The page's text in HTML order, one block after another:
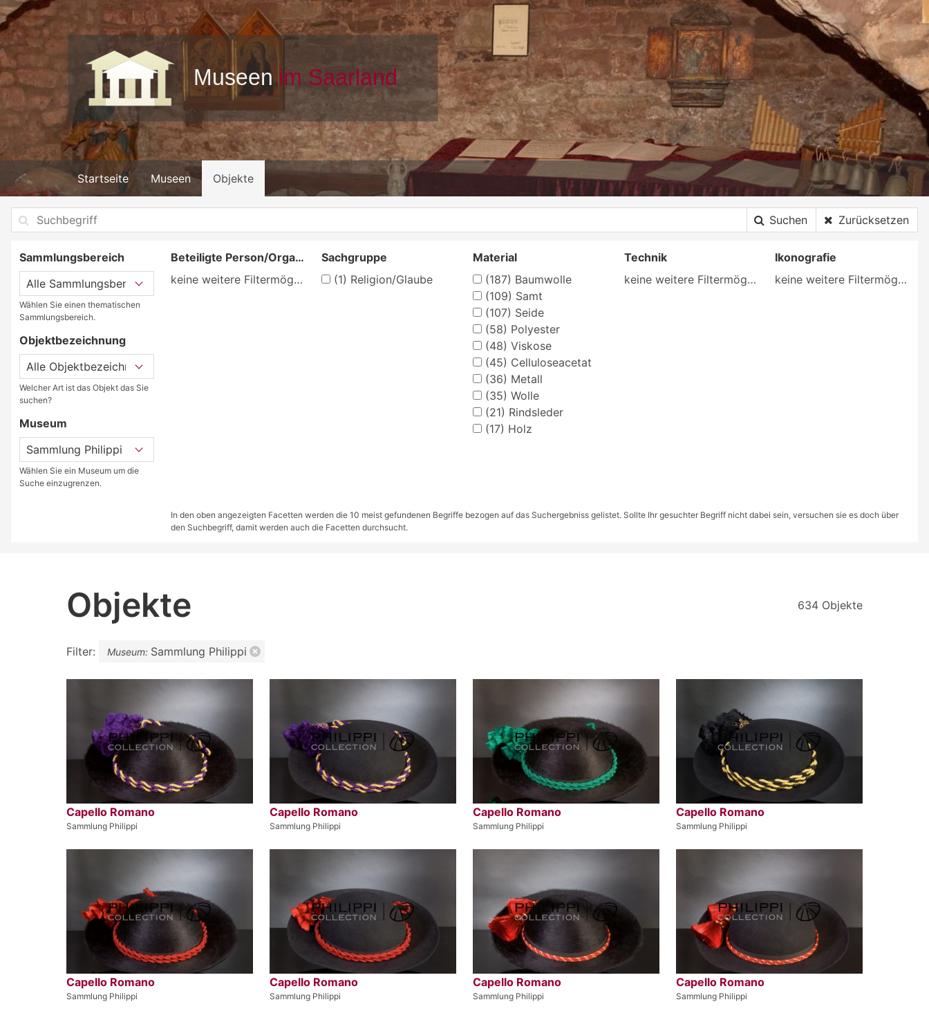
Startseite Museen Objekte
Suchen Zurücksetzen
Sammlungsbereich
Wählen Sie einen thematischen
Sammlungsbereich.
Objektbezeichnung
Welcher Art ist das Objekt das Sie
suchen?
Museum
Wählen Sie ein Museum um die
Suche einzugrenzen.
Beteiligte Person/Organisation
keine weitere Filtermöglichkeit
Sachgruppe
(1) Religion/Glaube
Material
(187) Baumwolle
(109) Samt
(107) Seide
(58) Polyester
(48) Viskose
(45) Celluloseacetat
(36) Metall
(35) Wolle
(21) Rindsleder
(17) Holz
Technik
keine weitere Filtermöglichkeit
Ikonografie
keine weitere Filtermöglichkeit
In den oben angezeigten Facetten werden die 10 meist gefundenen Begriffe bezogen auf das Suchergebniss gelistet. Sollte Ihr gesuchter Begriff nicht dabei sein, versuchen sie es doch über
den Suchbegriff, damit werden auch die Facetten durchsucht.
Objekte 634 Objekte
Filter: Museum: Sammlung Philippi
Capello Romano
Sammlung Philippi
Capello Romano
Sammlung Philippi
Capello Romano
Sammlung Philippi
Capello Romano
Sammlung Philippi
Capello Romano
Sammlung Philippi
Capello Romano
Sammlung Philippi
Capello Romano
Sammlung Philippi
Capello Romano
Sammlung Philippi